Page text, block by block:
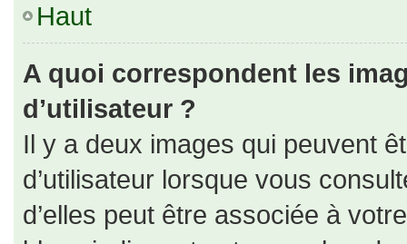
Haut
A quoi correspondent les
d’utilisateur ?
Il y a deux images qui peuvent
d’utilisateur lorsque vous
d’elles peut être associée à